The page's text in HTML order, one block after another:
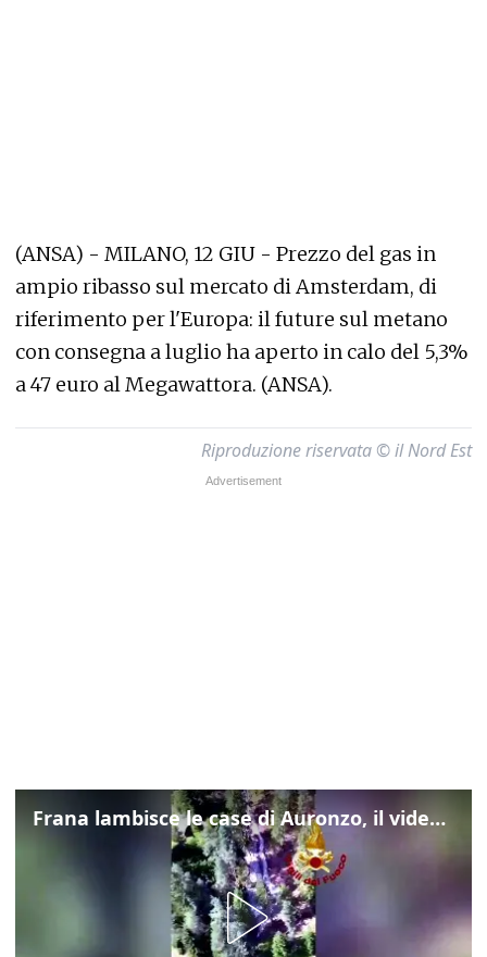
(ANSA) - MILANO, 12 GIU - Prezzo del gas in
ampio ribasso sul mercato di Amsterdam, di
riferimento per l'Europa: il future sul metano
con consegna a luglio ha aperto in calo del 5,3%
a 47 euro al Megawattora. (ANSA).
Riproduzione riservata © il Nord Est
Frana lambisce le case di Auronzo, il video dall'elicottero dei vigili del fuoco